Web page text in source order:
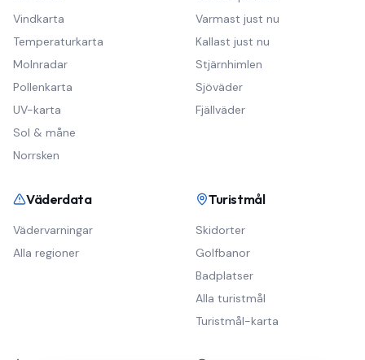
Vindkarta
Temperaturkarta
Molnradar
Pollenkarta
UV-karta
Sol & måne
Norrsken
Varmast just nu
Kallast just nu
Stjärnhimlen
Sjöväder
Fjällväder
Väderdata
Vädervarningar
Alla regioner
Turistmål
Skidorter
Golfbanor
Badplatser
Alla turistmål
Turistmål-karta